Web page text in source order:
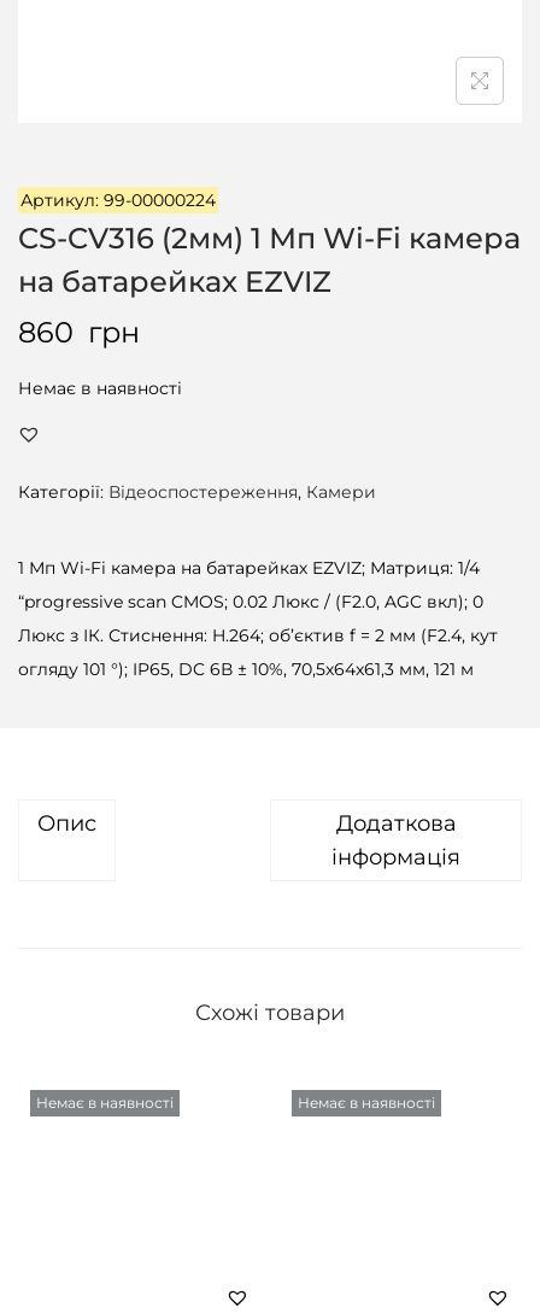
Артикул: 99-00000224
CS-CV316 (2мм) 1 Мп Wi-Fi камера
на батарейках EZVIZ
860 грн
Немає в наявності
Категорії: Відеоспостереження, Камери
1 Мп Wi-Fi камера на батарейках EZVIZ; Матриця: 1/4
“progressive scan CMOS; 0.02 Люкс / (F2.0, AGC вкл); 0
Люкс з ІК. Стиснення: H.264; об’єктив f = 2 мм (F2.4, кут
огляду 101 °); IP65, DC 6В ± 10%, 70,5x64x61,3 мм, 121 м
Опис
Додаткова
інформація
Схожі товари
Немає в наявності Немає в наявності